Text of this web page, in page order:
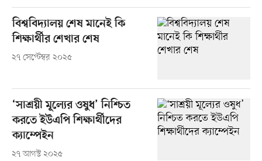
বিশ্ববিদ্যালয় শেষ মানেই কি
শিক্ষার্থীর শেখার শেষ
২৭ সেপ্টেম্বর ২০২৫
‘সাশ্রয়ী মূল্যের ওষুধ’ নিশ্চিত
করতে ইউএপি শিক্ষার্থীদের
ক্যাম্পেইন
২৭ আগস্ট ২০২৫